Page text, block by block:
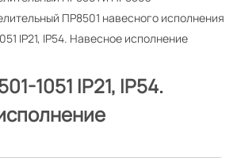
ПР8501 навесного исполнения
IP21, IP54. Навесное исполнение
1051 IP21, IP54.